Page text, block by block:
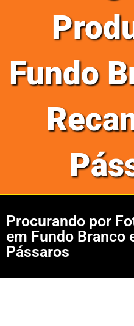
Fundo
Procurando por
em Fundo Branco
Pássaros